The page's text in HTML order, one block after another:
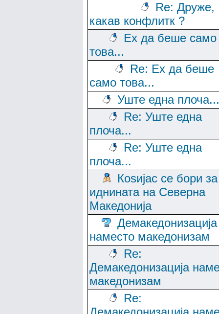
Re: Друже,
какав конфлитк ?
Ех да беше само
това...
Re: Ех да беше
само това...
Уште една плоча...
Re: Уште една
плоча...
Re: Уште една
плоча...
Коѕијас се бори за
иднината на Северна
Македонија
Демакедонизација
наместо македонизам
Re:
Демакедонизација
македонизам
Re: